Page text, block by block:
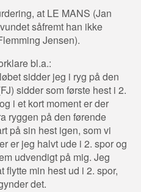
at LE MANS (Jan
såfremt han ikke
Jensen).
bl.a.:
sidder jeg i ryg på den
sidder som første hest i 2.
i et kort moment er der
ryggen på den førende
på sin hest igen, som vi
er jeg halvt ude i 2. spor og
udvendigt på mig. Jeg
flytte min hest ud i 2. spor,
det.